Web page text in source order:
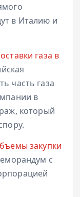
в Италию и
газа в
часть газа
в
который
закупки
с